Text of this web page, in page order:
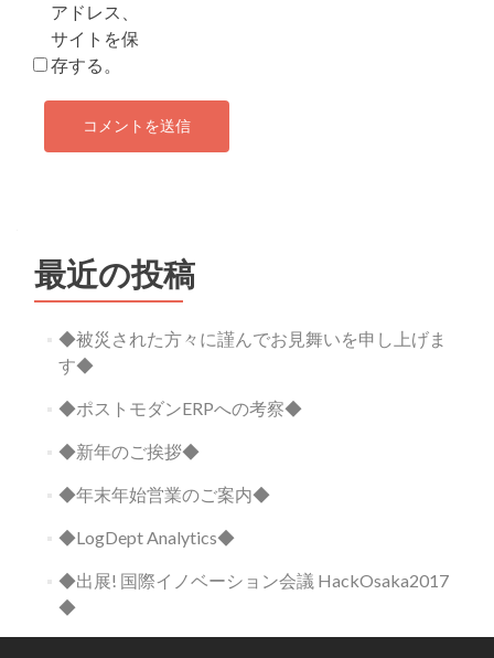
アドレス、
サイトを保
存する。
最近の投稿
◆被災された方々に謹んでお見舞いを申し上げま
す◆
◆ポストモダンERPへの考察◆
◆新年のご挨拶◆
◆年末年始営業のご案内◆
◆LogDept Analytics◆
◆出展! 国際イノベーション会議 HackOsaka2017
◆